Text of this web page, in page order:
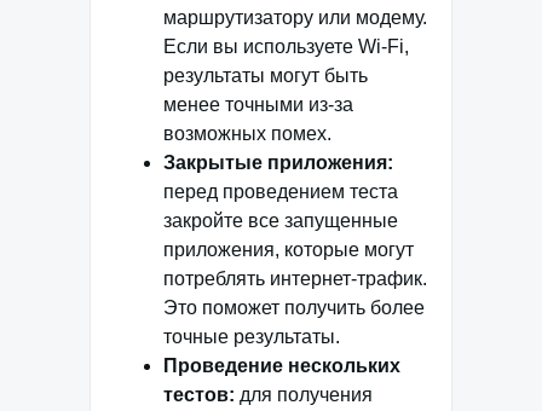
маршрутизатору или модему.
Если вы используете Wi-Fi,
результаты могут быть
менее точными из-за
возможных помех.
Закрытые приложения:
перед проведением теста
закройте все запущенные
приложения, которые могут
потреблять интернет-трафик.
Это поможет получить более
точные результаты.
Проведение нескольких
тестов: для получения